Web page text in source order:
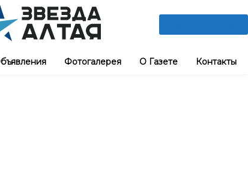
Фотогалерея О Газете Контакты